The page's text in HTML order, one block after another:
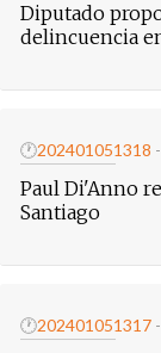
Diputado
delincuencia
🕐202401051318
Paul Di'Anno
Santiago
🕐202401051317